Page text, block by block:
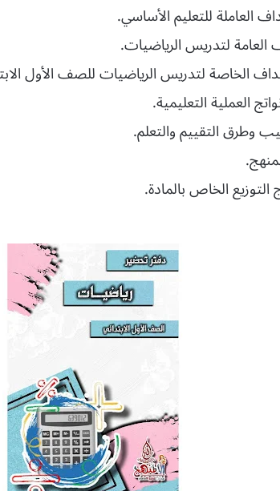
العاملة للتعليم الأساسي.
لتدريس الرياضيات.
الخاصة لتدريس الرياضيات للصف الأول
العملية التعليمية.
وطرق التقييم والتعلم.
الخاص بالمادة.